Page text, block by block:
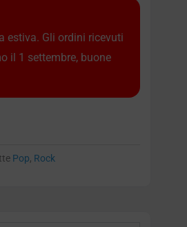
estiva. Gli ordini ricevuti
il 1 settembre, buone
Pop, Rock